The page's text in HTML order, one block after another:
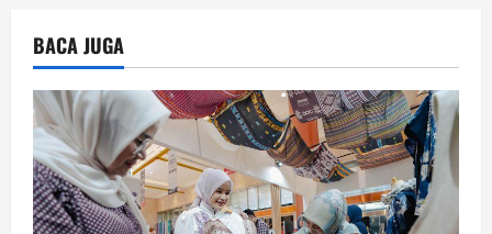
BACA JUGA